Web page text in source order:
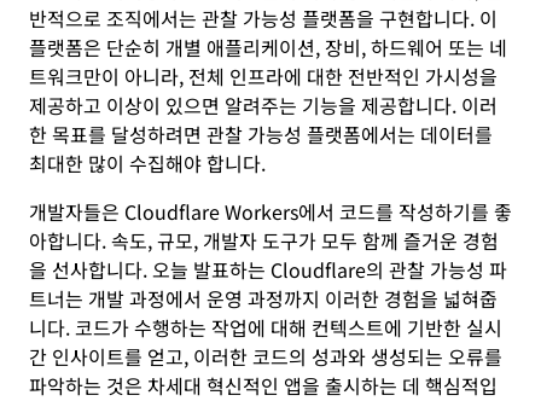
반적으로 조직에서는 관찰 가능성 플랫폼을 구현합니다. 이
플랫폼은 단순히 개별 애플리케이션, 장비, 하드웨어 또는 네
트워크만이 아니라, 전체 인프라에 대한 전반적인 가시성을
제공하고 이상이 있으면 알려주는 기능을 제공합니다. 이러
한 목표를 달성하려면 관찰 가능성 플랫폼에서는 데이터를
최대한 많이 수집해야 합니다.
개발자들은 Cloudflare Workers에서 코드를 작성하기를 좋
아합니다. 속도, 규모, 개발자 도구가 모두 함께 즐거운 경험
을 선사합니다. 오늘 발표하는 Cloudflare의 관찰 가능성 파
트너는 개발 과정에서 운영 과정까지 이러한 경험을 넓혀줍
니다. 코드가 수행하는 작업에 대해 컨텍스트에 기반한 실시
간 인사이트를 얻고, 이러한 코드의 성과와 생성되는 오류를
파악하는 것은 차세대 혁신적인 앱을 출시하는 데 핵심적입